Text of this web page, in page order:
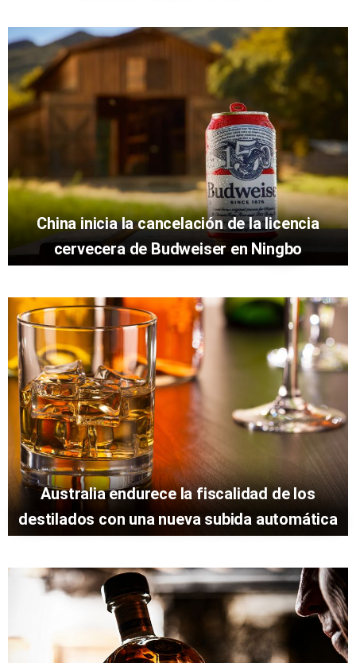
China inicia la cancelación de la licencia
cervecera de Budweiser en Ningbo
Australia endurece la fiscalidad de los
destilados con una nueva subida automática